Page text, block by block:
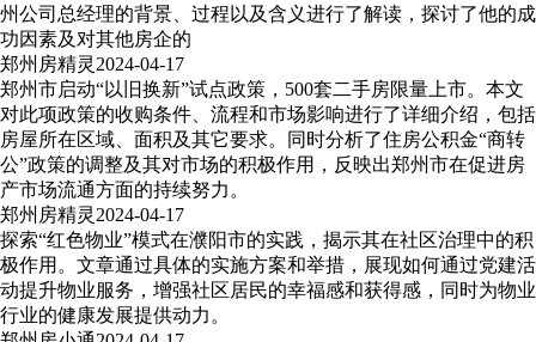
州公司总经理的背景、过程以及含义进行了解读，探讨了他的成
功因素及对其他房企的
郑州房精灵 2024-04-17
郑州市启动“以旧换新”试点政策，500套二手房限量上市。本文
对此项政策的收购条件、流程和市场影响进行了详细介绍，包括
房屋所在区域、面积及其它要求。同时分析了住房公积金“商转
公”政策的调整及其对市场的积极作用，反映出郑州市在促进房
产市场流通方面的持续努力。
郑州房精灵 2024-04-17
探索“红色物业”模式在濮阳市的实践，揭示其在社区治理中的积
极作用。文章通过具体的实施方案和举措，展现如何通过党建活
动提升物业服务，增强社区居民的幸福感和获得感，同时为物业
行业的健康发展提供动力。